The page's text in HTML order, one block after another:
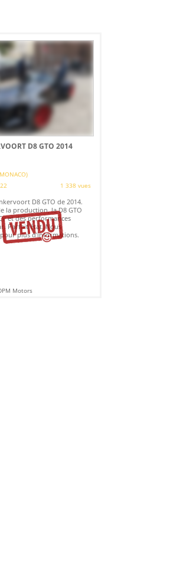
D8 GTO 2014
1 338 vues
D8 GTO de 2014.
la production, la D8 GTO
et des performances
Parfait état. Nous
pour plus d'informations.
Motors